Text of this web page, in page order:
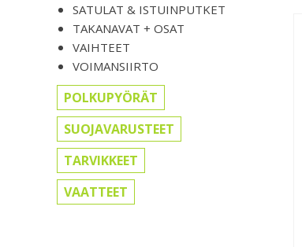
SATULAT & ISTUINPUTKET
TAKANAVAT + OSAT
VAIHTEET
VOIMANSIIRTO
POLKUPYÖRÄT
SUOJAVARUSTEET
TARVIKKEET
VAATTEET